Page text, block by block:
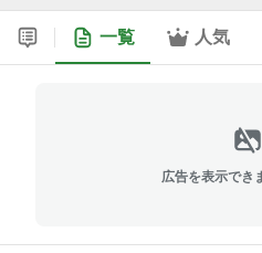
一覧 人気
広告を表示でき